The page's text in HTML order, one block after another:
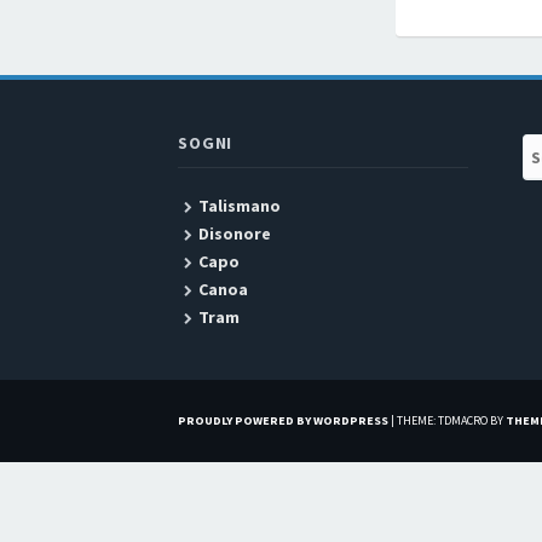
SOGNI
Talismano
Disonore
Capo
Canoa
Tram
PROUDLY POWERED BY WORDPRESS | THEME: TDMACRO BY